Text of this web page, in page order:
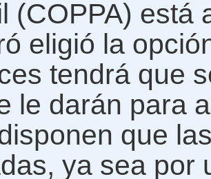
(COPPA) está
eligió la
tendrá que
le darán para
que
ya sea por